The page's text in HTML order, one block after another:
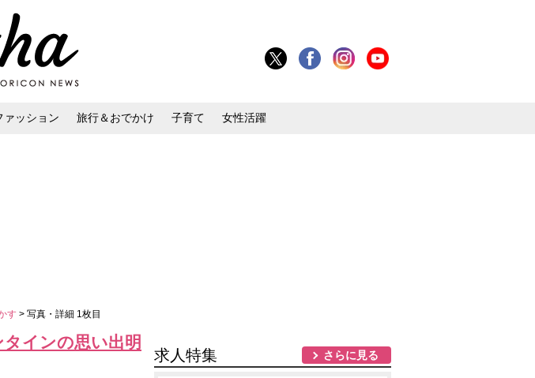
ァッション 旅行＆おでかけ 子育て 女性活躍
す > 写真・詳細 1枚目
インの思い出明
求人特集 さらに見る